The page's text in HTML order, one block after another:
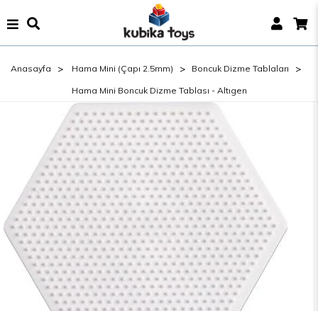
Anasayfa Hama Mini (Çapı 2.5mm) Boncuk Dizme Tablaları
Hama Mini Boncuk Dizme Tablası - Altıgen